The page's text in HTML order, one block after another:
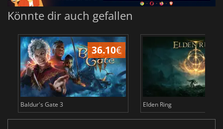
Könnte dir auch gefallen
36.10€
Baldur's Gate 3 Elden Ring